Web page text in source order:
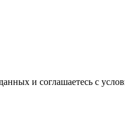
и соглашаетесь с